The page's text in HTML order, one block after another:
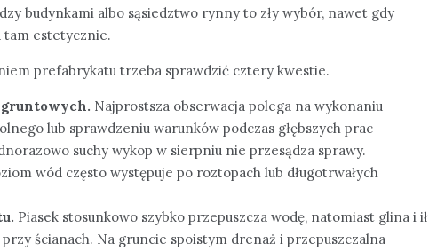
budynkami albo sąsiedztwo rynny to zły wybór, nawet gdy
tam estetycznie.
prefabrykatu trzeba sprawdzić cztery kwestie.
gruntowych. Najprostsza obserwacja polega na wykonaniu
lub sprawdzeniu warunków podczas głębszych prac
suchy wykop w sierpniu nie przesądza sprawy.
wód często występuje po roztopach lub długotrwałych
Piasek stosunkowo szybko przepuszcza wodę, natomiast glina i ił
ścianach. Na gruncie spoistym drenaż i przepuszczalna